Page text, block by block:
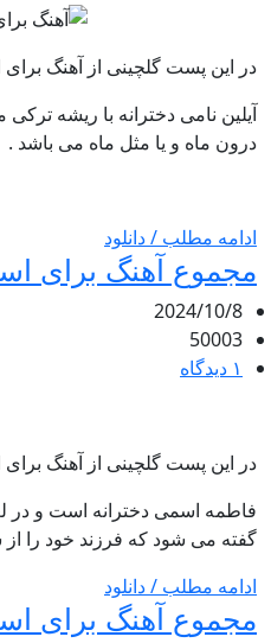
در این پست گلچینی از آهنگ برای
آیلین نامی دخترانه با ریشه
درون ماه و یا مثل ماه می باشد .
ادامه مطلب / دانلود
مجموع آهنگ برای
2024/10/8
50003
۱ دیدگاه
در این پست گلچینی از آهنگ
فاطمه اسمی دخترانه است و
گفته می شود که فرزند خود را
ادامه مطلب / دانلود
مجموع آهنگ برای